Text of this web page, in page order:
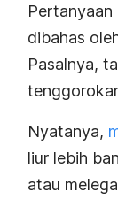
Pertanyaan
dibahas
Pasalnya,
Nyatanya,
liur lebih
atau